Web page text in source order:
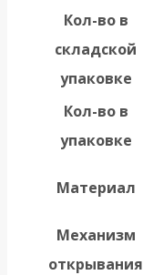
Кол-во в
складской
упаковке
Кол-во в
упаковке
Материал
Механизм
открывания